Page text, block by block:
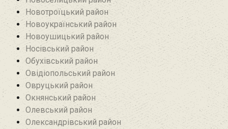
Новотроїцький район
Новоукраїнський район
Новоушицький район
Носівський район
Обухівський район
Овідіопольський район‎
Овруцький район‎
Окнянський район
Олевський район‎
Олександрівський район